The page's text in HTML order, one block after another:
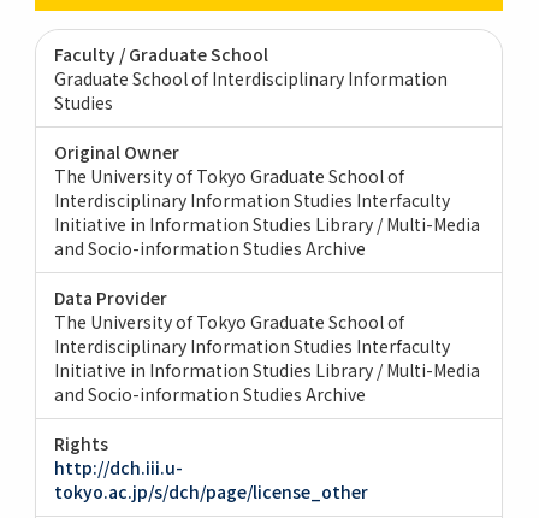
Faculty / Graduate School
Graduate School of Interdisciplinary Information
Studies
Original Owner
The University of Tokyo Graduate School of
Interdisciplinary Information Studies Interfaculty
Initiative in Information Studies Library / Multi-Media
and Socio-information Studies Archive
Data Provider
The University of Tokyo Graduate School of
Interdisciplinary Information Studies Interfaculty
Initiative in Information Studies Library / Multi-Media
and Socio-information Studies Archive
Rights
http://dch.iii.u-
tokyo.ac.jp/s/dch/page/license_other